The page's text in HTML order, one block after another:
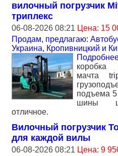
вилочный погрузчик
триплекс
06-08-2026 08:21 Цена: 15
Продам, предлагаю:
Украина, Кропивницкий и
коробка
мачта
подъема 5
шины
отличное.
Вилочный погрузчик
для каждой вилы
06-08-2026 08:21 Цена: 9